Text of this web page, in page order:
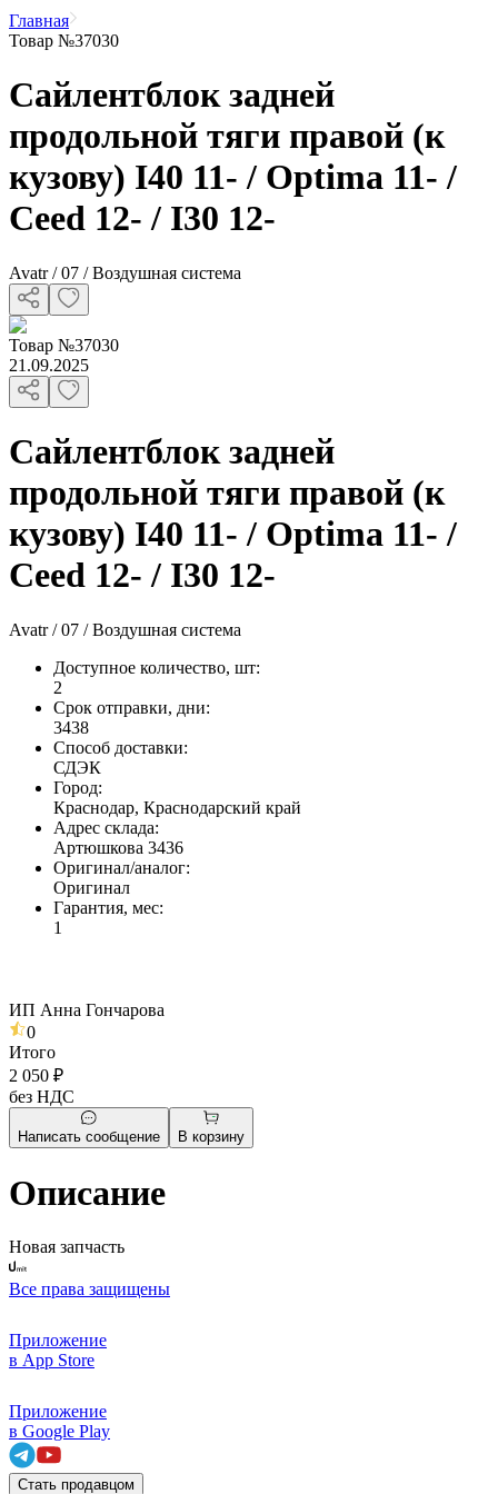
Главная
Товар №37030
Сайлентблок задней
продольной тяги правой (к
кузову) I40 11- / Optima 11- /
Ceed 12- / I30 12-
Avatr / 07 / Воздушная система
Товар №37030
21.09.2025
Сайлентблок задней
продольной тяги правой (к
кузову) I40 11- / Optima 11- /
Ceed 12- / I30 12-
Avatr / 07 / Воздушная система
Доступное количество, шт:
2
Срок отправки, дни:
3438
Способ доставки:
СДЭК
Город:
Краснодар, Краснодарский край
Адрес склада:
Артюшкова 3436
Оригинал/аналог:
Оригинал
Гарантия, мес:
1
ИП Анна Гончарова
0
Итого
2 050 ₽
без НДС
Написать сообщение В корзину
Описание
Новая запчасть
Все права защищены
Приложение
в App Store
Приложение
в Google Play
Стать продавцом